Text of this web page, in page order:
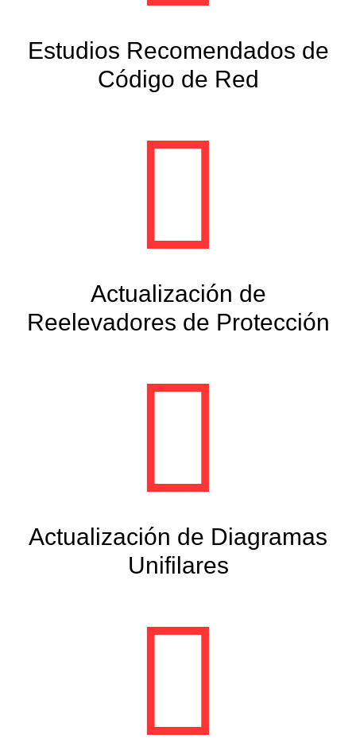
Estudios Recomendados de
Código de Red
Actualización de
Reelevadores de Protección
Actualización de Diagramas
Unifilares